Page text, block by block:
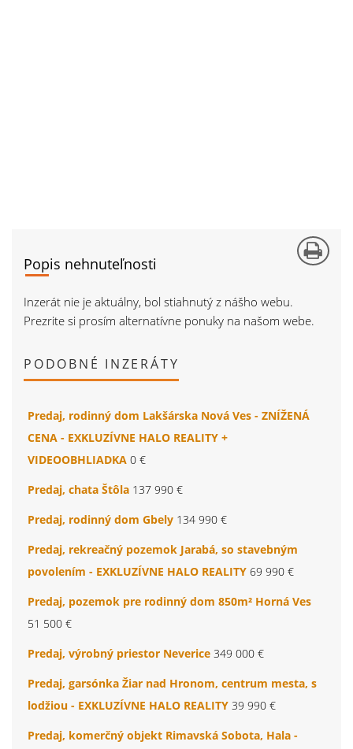
Popis nehnuteľnosti
Inzerát nie je aktuálny, bol stiahnutý z nášho webu.
Prezrite si prosím alternatívne ponuky na našom webe.
PODOBNÉ INZERÁTY
Predaj, rodinný dom Lakšárska Nová Ves - ZNÍŽENÁ
CENA - EXKLUZÍVNE HALO REALITY +
VIDEOOBHLIADKA 0 €
Predaj, chata Štôla 137 990 €
Predaj, rodinný dom Gbely 134 990 €
Predaj, rekreačný pozemok Jarabá, so stavebným
povolením - EXKLUZÍVNE HALO REALITY 69 990 €
Predaj, pozemok pre rodinný dom 850m² Horná Ves
51 500 €
Predaj, výrobný priestor Neverice 349 000 €
Predaj, garsónka Žiar nad Hronom, centrum mesta, s
lodžiou - EXKLUZÍVNE HALO REALITY 39 990 €
Predaj, komerčný objekt Rimavská Sobota, Hala -